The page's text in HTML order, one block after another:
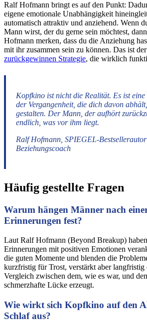
Ralf Hofmann bringt es auf den Punkt:
eigene emotionale Unabhängigkeit
automatisch attraktiv und anziehend. Wenn
Mann wirst, der du gerne sein möchtest,
Hofmann merken, dass du die Anziehung
mit ihr zusammen sein zu können. Das ist
zurückgewinnen Strategie, die wirklich
Kopfkino ist nicht die Realität. Es ist
der Vergangenheit, die dich davon
gestalten. Der Mann, der aufhört
endlich, was vor ihm liegt.
Ralf Hofmann, SPIEGEL-
Beziehungscoach
Häufig gestellte Fragen
Warum hängen Männer nach
Erinnerungen fest?
Laut Ralf Hofmann (Beyond Breakup)
Erinnerungen mit positiven Emotionen
die guten Momente und blenden die
kurzfristig für Trost, verstärkt aber langfristig
Vergleich zwischen dem, wie es war, und
schmerzhafte Lücke erzeugt.
Wie wirkt sich Kopfkino auf den
Schlaf aus?